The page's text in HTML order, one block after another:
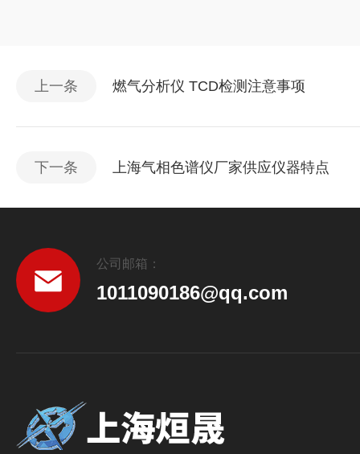
上一条 燃气分析仪 TCD检测注意事项
下一条 上海气相色谱仪厂家供应仪器特点
公司邮箱：
1011090186@qq.com